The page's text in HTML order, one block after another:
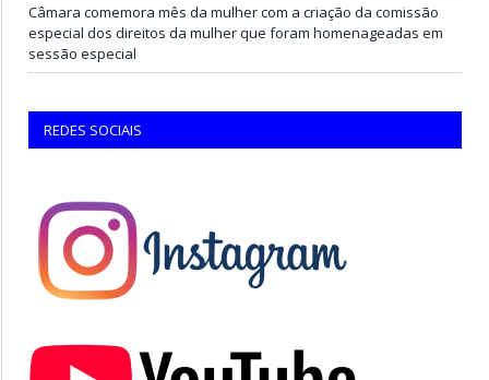
Câmara comemora mês da mulher com a criação da comissão
especial dos direitos da mulher que foram homenageadas em
sessão especial
REDES SOCIAIS